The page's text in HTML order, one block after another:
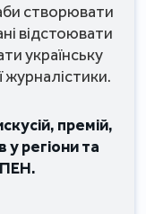
створювати
відстоювати
українську
журналістики.
премій,
у регіони та